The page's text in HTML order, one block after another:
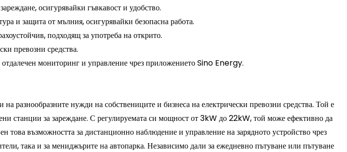
осигурявайки гъвкавост и удобство.
и защита от мълния, осигурявайки безопасна работа.
подходящ за употреба на открито.
превозни средства.
мониторинг и управление чрез приложението Sino Energy.
разнообразните нужди на собствениците и бизнеса на електрически превозни средства. Той е
станции за зареждане. С регулируемата си мощност от 3kW до 22kW, той може ефективно да
това възможността за дистанционно наблюдение и управление на зарядното устройство чрез
така и за мениджърите на автопарка. Независимо дали за ежедневно пътуване или пътуване